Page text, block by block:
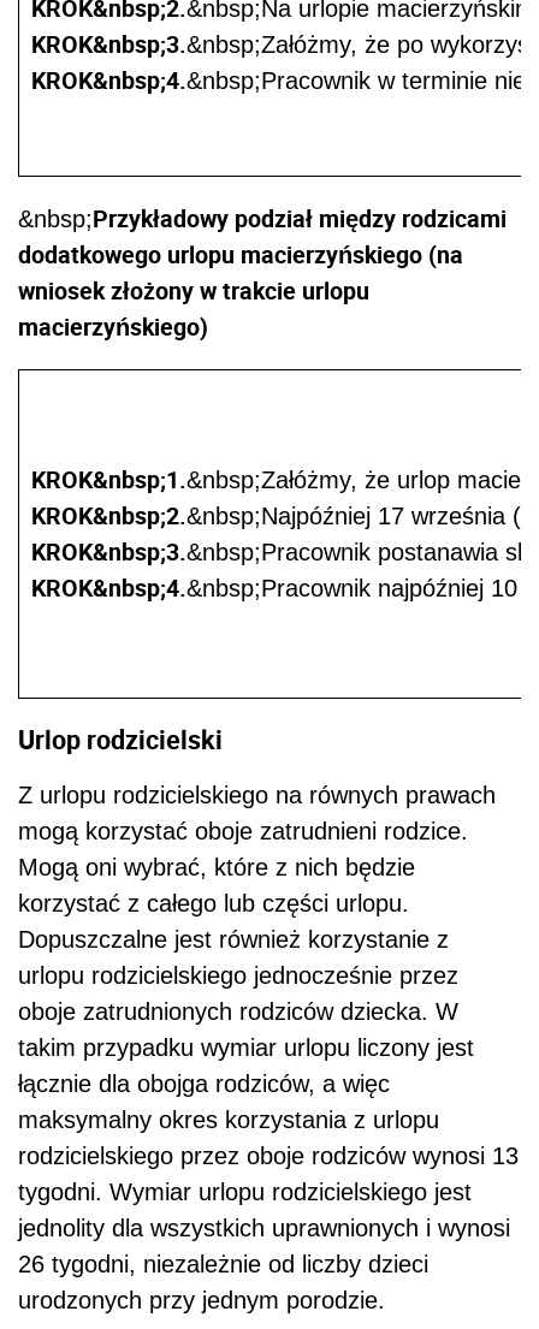
KROK&nbsp;2.&nbsp;Na urlopie
KROK&nbsp;3.&nbsp;Załóżmy, że po
KROK&nbsp;4.&nbsp;Pracownik w terminie nie
&nbsp;Przykładowy podział między rodzicami
dodatkowego urlopu macierzyńskiego (na
wniosek złożony w trakcie urlopu
macierzyńskiego)
KROK&nbsp;1.&nbsp;Załóżmy, że urlop
KROK&nbsp;2.&nbsp;Najpóźniej 17 września
KROK&nbsp;3.&nbsp;Pracownik postanawia
KROK&nbsp;4.&nbsp;Pracownik najpóźniej 10
Urlop rodzicielski
Z urlopu rodzicielskiego na równych prawach
mogą korzystać oboje zatrudnieni rodzice.
Mogą oni wybrać, które z nich będzie
korzystać z całego lub części urlopu.
Dopuszczalne jest również korzystanie z
urlopu rodzicielskiego jednocześnie przez
oboje zatrudnionych rodziców dziecka. W
takim przypadku wymiar urlopu liczony jest
łącznie dla obojga rodziców, a więc
maksymalny okres korzystania z urlopu
rodzicielskiego przez oboje rodziców wynosi 13
tygodni. Wymiar urlopu rodzicielskiego jest
jednolity dla wszystkich uprawnionych i wynosi
26 tygodni, niezależnie od liczby dzieci
urodzonych przy jednym porodzie.